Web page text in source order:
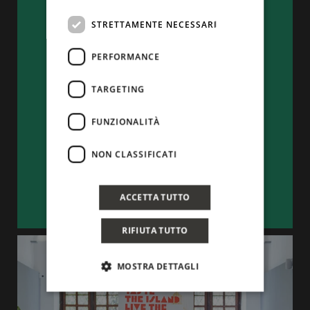
STRETTAMENTE NECESSARI
PERFORMANCE
TARGETING
FUNZIONALITÀ
NON CLASSIFICATI
ACCETTA TUTTO
RIFIUTA TUTTO
MOSTRA DETTAGLI